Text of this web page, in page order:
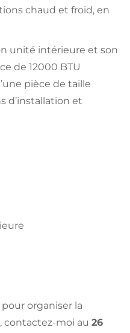
chaud et froid, en
unité intérieure et son
de 12000 BTU
pièce de taille
d’installation et
organiser la
contactez-moi au 26